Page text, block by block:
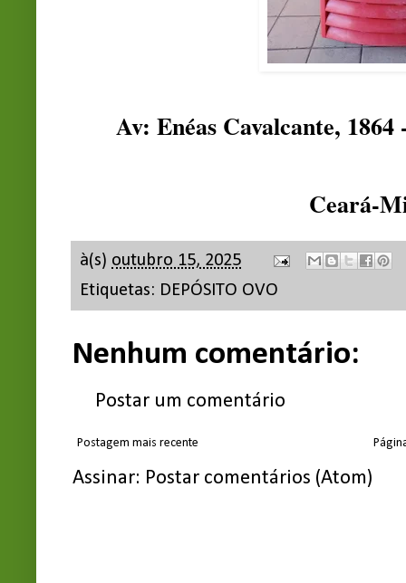
Av: Enéas Cavalcante,
Ceará-
à(s) outubro 15, 2025
Etiquetas: DEPÓSITO OVO
Nenhum comentário:
Postar um comentário
Postagem mais recente
Assinar: Postar comentários (Atom)